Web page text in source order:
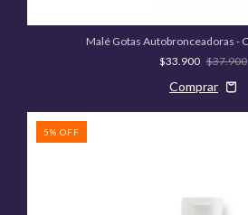
Malé Gotas Autobronceadoras -
$33.900 $37.900
5% OFF